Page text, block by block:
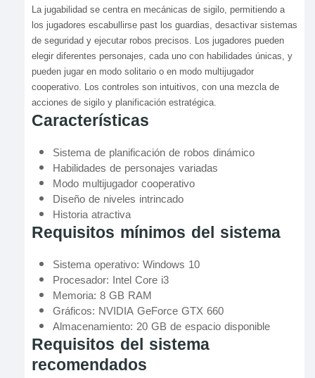
La jugabilidad se centra en mecánicas de sigilo, permitiendo a
los jugadores escabullirse past los guardias, desactivar sistemas
de seguridad y ejecutar robos precisos. Los jugadores pueden
elegir diferentes personajes, cada uno con habilidades únicas, y
pueden jugar en modo solitario o en modo multijugador
cooperativo. Los controles son intuitivos, con una mezcla de
acciones de sigilo y planificación estratégica.
Características
Sistema de planificación de robos dinámico
Habilidades de personajes variadas
Modo multijugador cooperativo
Diseño de niveles intrincado
Historia atractiva
Requisitos mínimos del sistema
Sistema operativo: Windows 10
Procesador: Intel Core i3
Memoria: 8 GB RAM
Gráficos: NVIDIA GeForce GTX 660
Almacenamiento: 20 GB de espacio disponible
Requisitos del sistema
recomendados